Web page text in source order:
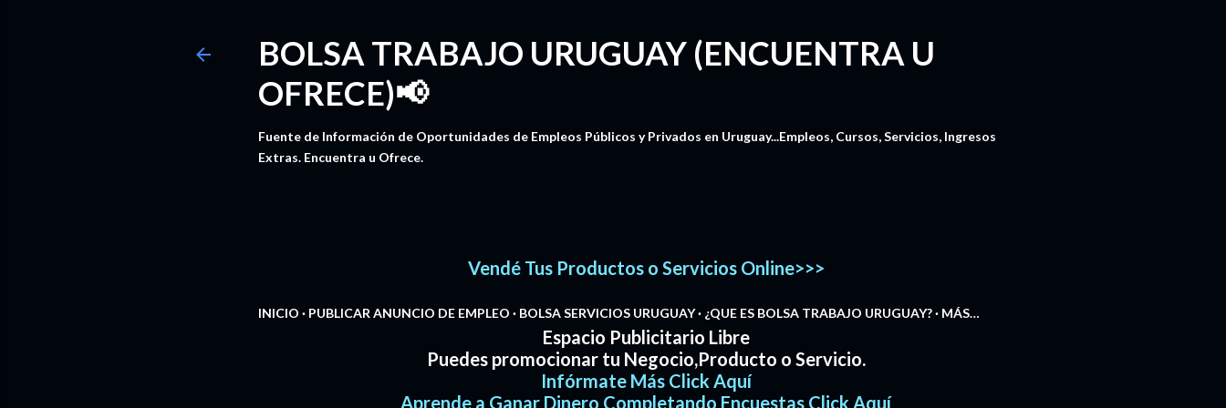
BOLSA TRABAJO URUGUAY (ENCUENTRA U
OFRECE)📢
Fuente de Información de Oportunidades de Empleos Públicos y Privados en Uruguay...Empleos, Cursos, Servicios, Ingresos
Extras. Encuentra u Ofrece.
Vendé Tus Productos o Servicios Online>>>
INICIO PUBLICAR ANUNCIO DE EMPLEO BOLSA SERVICIOS URUGUAY ¿QUE ES BOLSA TRABAJO URUGUAY? MÁS…
Espacio Publicitario Libre
Puedes promocionar tu Negocio,Producto o Servicio.
Infórmate Más Click Aquí
Aprende a Ganar Dinero Completando Encuestas Click Aquí